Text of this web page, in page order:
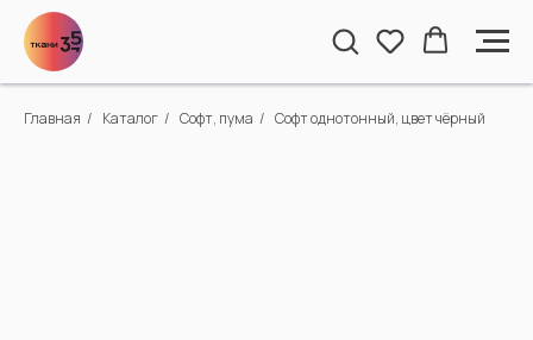
Главная / Каталог / Софт, пума / Софт однотонный, цвет чёрный